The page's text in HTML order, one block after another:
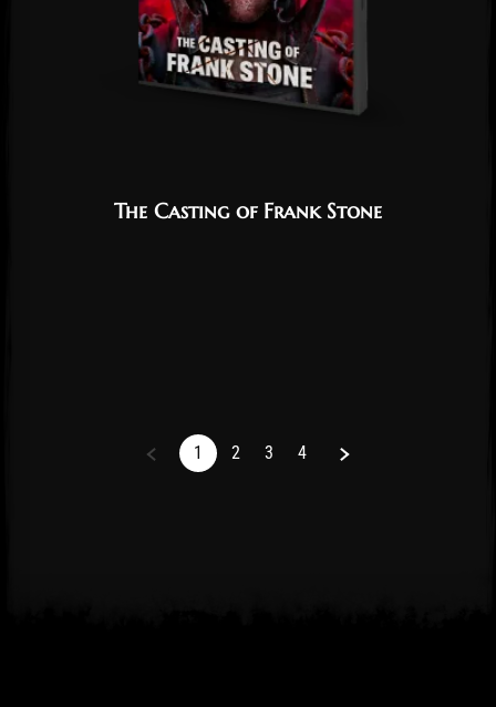
The Casting of Frank Stone
1 2 3 4 Next